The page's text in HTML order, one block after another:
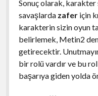
Sonuç olarak,
savaşlarda zaferiçin
karakterin sizin oyun
belirlemek, Metin2
getirecektir.
bir rolü vardır ve bu
başarıya giden yolda